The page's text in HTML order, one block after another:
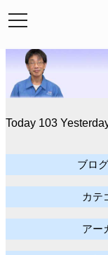
toggle
navigation
Today 103
ブロ
カテ
アー